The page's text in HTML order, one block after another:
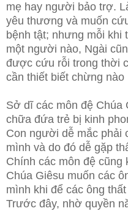
mẹ hay người bảo trợ.
yêu thương và muốn
bệnh tật; nhưng mỗi khi
một người nào, Ngài
được cứu rỗi trong thời
cần thiết biết chừng nào
Sở dĩ các môn đệ Chúa
chữa đứa trẻ bị kinh
Con người dễ mắc phải
mình và do đó dễ gặp
Chính các môn đệ cũng
Chúa Giêsu muốn các
mình khi để các ông
Trước đây, nhờ quyền